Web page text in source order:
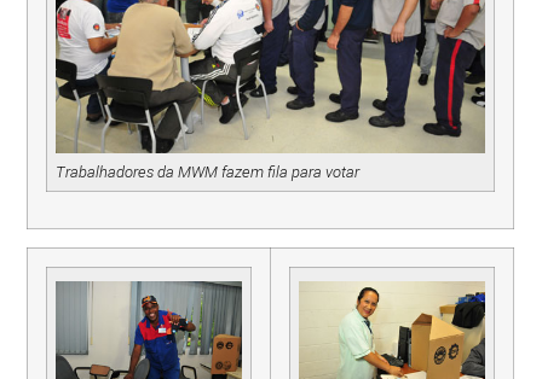
Trabalhadores da MWM fazem fila para votar